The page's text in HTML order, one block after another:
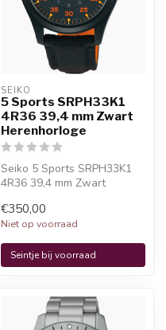
SEIKO
5 Sports SRPH33K1
4R36 39,4 mm Zwart
Herenhorloge
Seiko 5 Sports SRPH33K1
4R36 39,4 mm Zwart
officieel Seiko h...
€350,00
Niet op voorraad
Seintje bij voorraad